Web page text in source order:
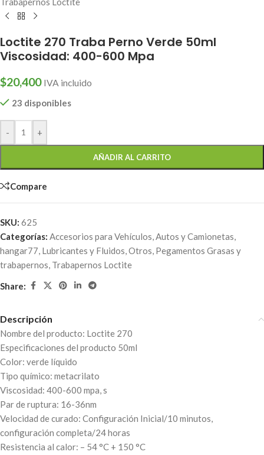
Loctite 270 Traba Perno Verde 50ml
Viscosidad: 400-600 Mpa
$20,400 IVA incluido
23 disponibles
- +
AÑADIR AL CARRITO
Compare
SKU: 625
Categorías: Accesorios para Vehículos,Autos y Camionetas,
hangar77, Lubricantes y Fluidos,Otros, Pegamentos Grasas y
trabapernos, Trabapernos Loctite
Share:
Descripción
Nombre del producto: Loctite 270
Especificaciones del producto 50ml
Color: verde líquido
Tipo químico: metacrilato
Viscosidad: 400-600 mpa, s
Par de ruptura: 16-36nm
Velocidad de curado: Configuración Inicial/10 minutos,
configuración completa/24 horas
Resistencia al calor: – 54 °C + 150 °C